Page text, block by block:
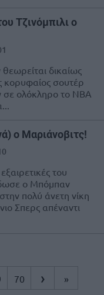
Τζινόμπιλι ο
δικαίως
κορυφαίος σουτέρ
σε ολόκληρο το ΝΒΑ
ο Μαριάνοβιτς!
του
ο Μπόμπαν
πολύ άνετη νίκη
Σπερς απέναντι
70 › »